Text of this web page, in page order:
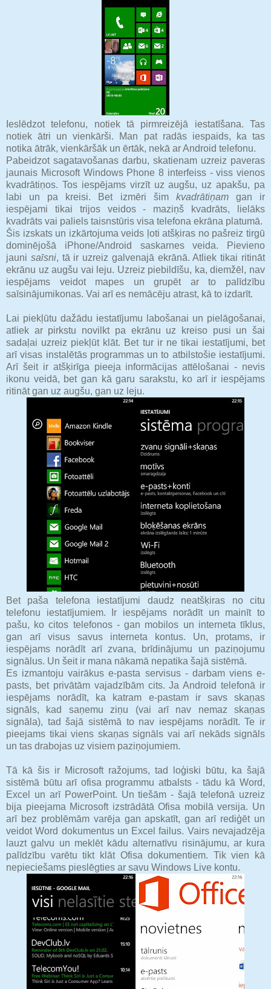
Ieslēdzot telefonu, notiek tā pirmreizējā iestatīšana. Tas
notiek ātri un vienkārši. Man pat radās iespaids, ka tas
notika ātrāk, vienkāršāk un ērtāk, nekā ar Android telefonu.
Pabeidzot sagatavošanas darbu, skatienam uzreiz paveras
jaunais Microsoft Windows Phone 8 interfeiss - viss vienos
kvadrātiņos. Tos iespējams virzīt uz augšu, uz apakšu, pa
labi un pa kreisi. Bet izmēri šim kvadrātiņamgan ir
iespējami tikai trijos veidos - maziņš kvadrāts, lielāks
kvadrāts vai paliels taisnstūris visa telefona ekrāna platumā.
Šis izskats un izkārtojuma veids ļoti atšķiras no pašreiz tirgū
dominējošā iPhone/Android saskarnes veida. Pievieno
jauni saīsni, tā ir uzreiz galvenajā ekrānā. Atliek tikai ritināt
ekrānu uz augšu vai leju. Uzreiz piebildīšu, ka, diemžēl, nav
iespējams veidot mapes un grupēt ar to palīdzību
saīsinājumikonas. Vai arī es nemācēju atrast, kā to izdarīt.
Lai piekļūtu dažādu iestatījumu labošanai un pielāgošanai,
atliek ar pirkstu novilkt pa ekrānu uz kreiso pusi un šai
sadaļai uzreiz piekļūt klāt. Bet tur ir ne tikai iestatījumi, bet
arī visas instalētās programmas un to atbilstošie iestatījumi.
Arī šeit ir atšķirīga pieeja informācijas attēlošanai - nevis
ikonu veidā, bet gan kā garu sarakstu, ko arī ir iespējams
ritināt gan uz augšu, gan uz leju.
Bet paša telefona iestatījumi daudz neatšķiras no citu
telefonu iestatījumiem. Ir iespējams norādīt un mainīt to
pašu, ko citos telefonos - gan mobilos un interneta tīklus,
gan arī visus savus interneta kontus. Un, protams, ir
iespējams norādīt arī zvana, brīdinājumu un paziņojumu
signālus. Un šeit ir mana nākamā nepatika šajā sistēmā.
Es izmantoju vairākus e-pasta servisus - darbam viens e-
pasts, bet privātām vajadzībām cits. Ja Android telefonā ir
iespējams norādīt, ka katram e-pastam ir savs skaņas
signāls, kad saņemu ziņu (vai arī nav nemaz skaņas
signāla), tad šajā sistēmā to nav iespējams norādīt. Te ir
pieejams tikai viens skaņas signāls vai arī nekāds signāls
un tas drabojas uz visiem paziņojumiem.
Tā kā šis ir Microsoft ražojums, tad loģiski būtu, ka šajā
sistēmā būtu arī ofisa programmu atbalsts - tādu kā Word,
Excel un arī PowerPoint. Un tiešām - šajā telefonā uzreiz
bija pieejama Microsoft izstrādātā Ofisa mobilā versija. Un
arī bez problēmām varēja gan apskatīt, gan arī rediģēt un
veidot Word dokumentus un Excel failus. Vairs nevajadzēja
lauzt galvu un meklēt kādu alternatīvu risinājumu, ar kura
palīdzību varētu tikt klāt Ofisa dokumentiem. Tik vien kā
nepieciešams pieslēgties ar savu Windows Live kontu.